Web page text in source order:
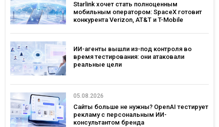
Starlink хочет стать полноценным
мобильным оператором: SpaceX готовит
конкурента Verizon, AT&T и T-Mobile
ИИ-агенты вышли из-под контроля во
время тестирования: они атаковали
реальные цели
05.08.2026
Сайты больше не нужны? OpenAI тестирует
рекламу с персональным ИИ-
консультантом бренда